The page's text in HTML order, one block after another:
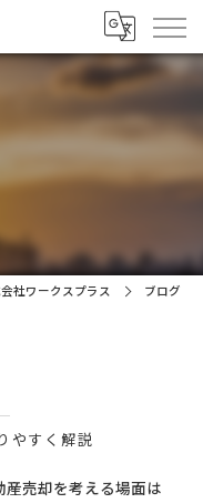
社ワークスプラス ブログ
やすく解説
産売却を考える場面は